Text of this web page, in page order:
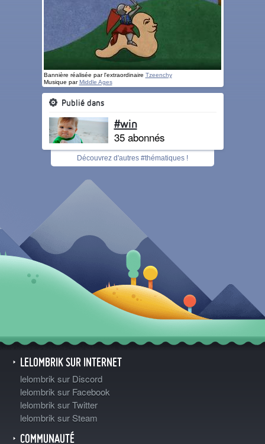
Bannière réalisée par l'extraordinaire Tzeenchy
Musique parMiddle Ages
Publié dans
#win
35 abonnés
Découvrez d'autres #thématiques !
LELOMBRIK SUR INTERNET
lelombrik sur Discord
lelombrik sur Facebook
lelombrik sur Twitter
lelombrik sur Steam
COMMUNAUTÉ